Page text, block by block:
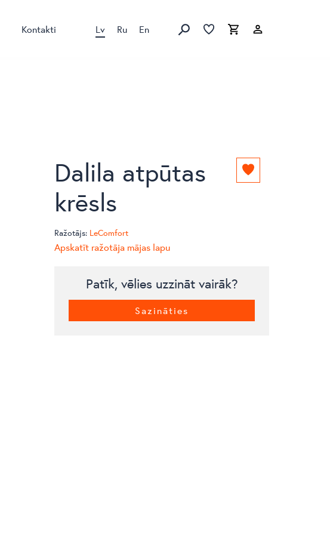
Kontakti Lv Ru En Meklēt produktus
Izlase Grozs
Dalila atpūtas
krēsls
Pievienot
Ražotājs: LeComfort
Apskatīt ražotāja mājas lapu
Patīk, vēlies uzzināt vairāk?
Sazināties